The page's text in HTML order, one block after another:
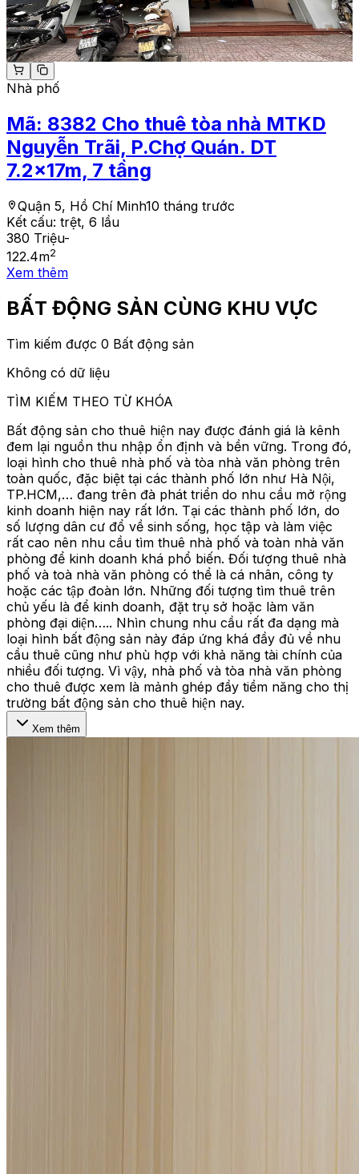
Nhà phố
Mã: 8382 Cho thuê tòa nhà MTKD
Nguyễn Trãi, P.Chợ Quán. DT
7.2x17m, 7 tầng
Quận 5, Hồ Chí Minh10 tháng trước
Kết cấu: trệt, 6 lầu
380 Triệu-
122.4m2
Xem thêm
BẤT ĐỘNG SẢN CÙNG KHU VỰC
Tìm kiếm được 0 Bất động sản
Không có dữ liệu
TÌM KIẾM THEO TỪ KHÓA
Bất động sản cho thuê hiện nay được đánh giá là kênh
đem lại nguồn thu nhập ổn định và bền vững. Trong đó,
loại hình cho thuê nhà phố và tòa nhà văn phòng trên
toàn quốc, đặc biệt tại các thành phố lớn như Hà Nội,
TP.HCM,… đang trên đà phát triển do nhu cầu mở rộng
kinh doanh hiện nay rất lớn. Tại các thành phố lớn, do
số lượng dân cư đổ về sinh sống, học tập và làm việc
rất cao nên nhu cầu tìm thuê nhà phố và toàn nhà văn
phòng để kinh doanh khá phổ biến. Đối tượng thuê nhà
phố và toà nhà văn phòng có thể là cá nhân, công ty
hoặc các tập đoàn lớn. Những đối tượng tìm thuê trên
chủ yếu là để kinh doanh, đặt trụ sở hoặc làm văn
phòng đại diện….. Nhìn chung nhu cầu rất đa dạng mà
loại hình bất động sản này đáp ứng khá đầy đủ về nhu
cầu thuê cũng như phù hợp với khả năng tài chính của
nhiều đối tượng. Vì vậy, nhà phố và tòa nhà văn phòng
cho thuê được xem là mảnh ghép đầy tiềm năng cho thị
trường bất động sản cho thuê hiện nay.
Xem thêm